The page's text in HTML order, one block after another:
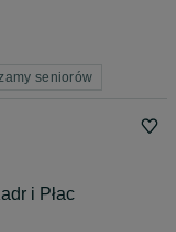
seniorów
i Płac